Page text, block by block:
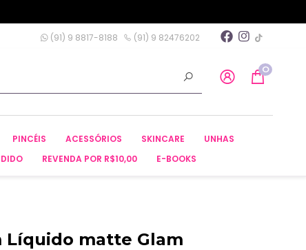
(91) 9 8817-8188 (91) 9 82476202
0
PINCÉIS ACESSÓRIOS SKINCARE
UNHAS
REVENDA POR R$10,00 E-BOOKS
Líquido matte Glam